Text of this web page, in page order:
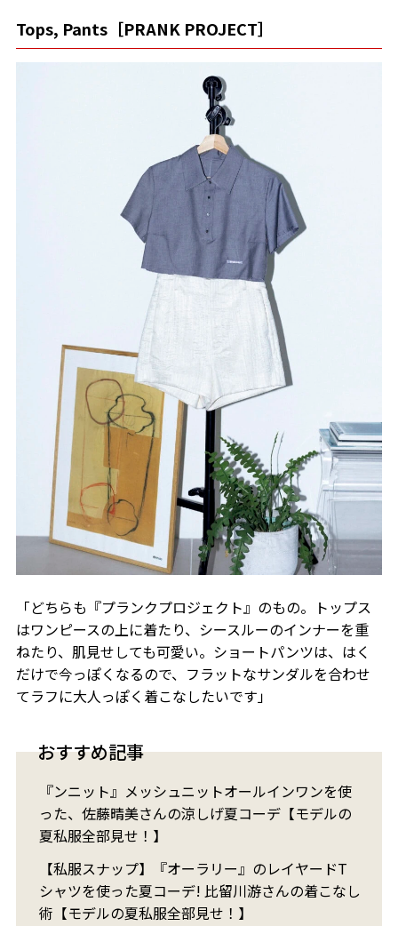
Tops, Pants［PRANK PROJECT］
「どちらも『プランクプロジェクト』のもの。トップス
はワンピースの上に着たり、シースルーのインナーを重
ねたり、肌見せしても可愛い。ショートパンツは、はく
だけで今っぽくなるので、フラットなサンダルを合わせ
てラフに大人っぽく着こなしたいです」
おすすめ記事
『ンニット』メッシュニットオールインワンを使
った、佐藤晴美さんの涼しげ夏コーデ【モデルの
夏私服全部見せ！】
【私服スナップ】『オーラリー』のレイヤードT
シャツを使った夏コーデ! 比留川游さんの着こなし
術【モデルの夏私服全部見せ！】